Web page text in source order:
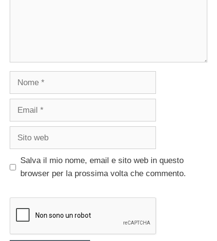
Nome
Email
Sito
Salva il mio nome, email e sito web in questo
browser per la prossima volta che commento.